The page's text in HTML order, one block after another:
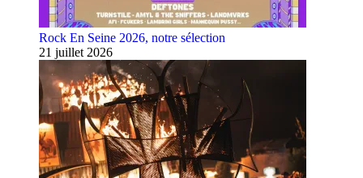
Rock En Seine 2026, notre sélection
21 juillet 2026